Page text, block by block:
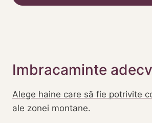
Imbracaminte
Alege haine care să fie potrivite
ale zonei montane.